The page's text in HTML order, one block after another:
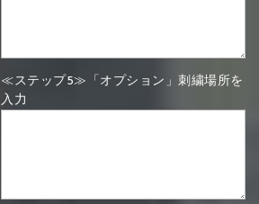
≪ステップ5≫「オプション」刺繍場所を
入力